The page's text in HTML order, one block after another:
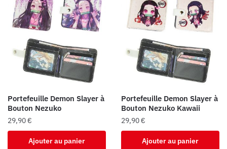
Portefeuille Demon Slayer à
Bouton Nezuko
29,90€
Ajouter au panier
Portefeuille Demon Slayer à
Bouton Nezuko Kawaii
29,90€
Ajouter au panier